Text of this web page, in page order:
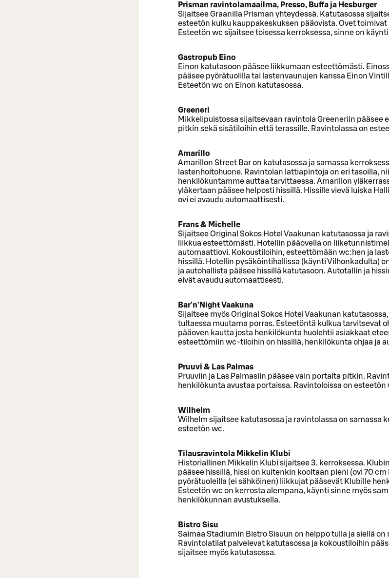
Prisman ravintolamaailma, Presso, Buffa ja Hesburger
Sijaitsee Graanilla Prisman yhteydessä. Katutasossa
esteetön kulku kauppakeskuksen pääovista. Ovet
Esteetön wc sijaitsee toisessa kerroksessa, sinne on
Gastropub Eino
Einon katutasoon pääsee liikkumaan esteettömästi.
pääsee pyörätuolilla tai lastenvaunujen kanssa Einon
Esteetön wc on Einon katutasossa.
Greeneri
Mikkelipuistossa sijaitsevaan ravintola Greeneriin pääsee
pitkin sekä sisätiloihin että terassille. Ravintolassa on
Amarillo
Amarillon Street Bar on katutasossa ja samassa
lastenhoitohuone. Ravintolan lattiapintoja on eri tasoilla,
henkilökuntamme auttaa tarvittaessa. Amarillon
yläkertaan pääsee helposti hissillä. Hissille vievä luiska
ovi ei avaudu automaattisesti.
Frans & Michelle
Sijaitsee Original Sokos Hotel Vaakunan katutasossa ja
liikkua esteettömästi. Hotellin pääovella on
automaattiovi. Kokoustiloihin, esteettömään wc:hen ja
hissillä. Hotellin pysäköintihallissa (käynti Vilhonkadulta)
ja autohallista pääsee hissillä katutasoon. Autotallin ja
eivät avaudu automaattisesti.
Bar'n'Night Vaakuna
Sijaitsee myös Original Sokos Hotel Vaakunan
tultaessa muutama porras. Esteetöntä kulkua tarvitsevat
pääoven kautta josta henkilökunta huolehtii asiakkaat
esteettömiin wc-tiloihin on hissillä, henkilökunta ohjaa ja
Pruuvi & Las Palmas
Pruuviin ja Las Palmasiin pääsee vain portaita pitkin.
henkilökunta avustaa portaissa. Ravintoloissa on esteetön
Wilhelm
Wilhelm sijaitsee katutasossa ja ravintolassa on samassa
esteetön wc.
Tilausravintola Mikkelin Klubi
Historiallinen Mikkelin Klubi sijaitsee 3. kerroksessa.
pääsee hissillä, hissi on kuitenkin kooltaan pieni (ovi 70 cm
pyörätuoleilla (ei sähköinen) liikkujat pääsevät Klubille
Esteetön wc on kerrosta alempana, käynti sinne myös
henkilökunnan avustuksella.
Bistro Sisu
Saimaa Stadiumin Bistro Sisuun on helppo tulla ja siellä
Ravintolatilat palvelevat katutasossa ja kokoustiloihin
sijaitsee myös katutasossa.